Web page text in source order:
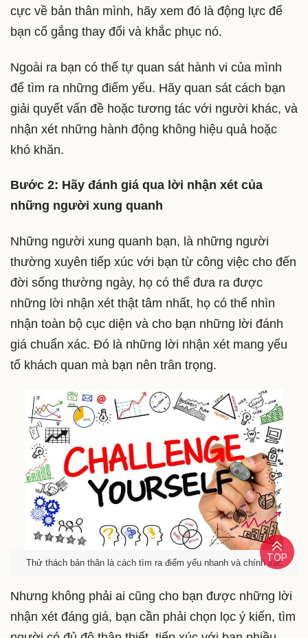
cực về bản thân mình, hãy xem đó là động lực để
bạn cố gắng thay đổi và khắc phục nó.
Ngoài ra bạn có thể tự quan sát hành vi của mình
để tìm ra những điểm yếu. Hãy quan sát cách bạn
giải quyết vấn đề hoặc tương tác với người khác, và
nhận xét những hành động không hiệu quả hoặc
khó khăn.
Bước 2: Hãy đánh giá qua lời nhận xét của
những người xung quanh
Những người xung quanh bạn, là những người
thường xuyên tiếp xúc với bạn từ công việc cho đến
đời sống thường ngày, họ có thể đưa ra được
những lời nhận xét thật tâm nhất, họ có thể nhìn
nhận toàn bộ cục diện và cho bạn những lời đánh
giá chuẩn xác. Đó là những lời nhận xét mang yếu
tố khách quan mà bạn nên trân trọng.
Thử thách bản thân là cách tìm ra điểm yếu nhanh và chính xác
Nhưng không phải ai cũng cho bạn được những lời
nhận xét đáng giá, bạn cần phải chọn lọc ý kiến, tìm
TOP